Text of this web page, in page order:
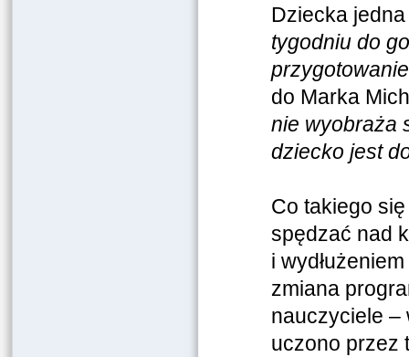
Dziecka
tygodniu do
do Marka
nie wyobraża
dziecko jest
Co takiego
spędzać nad
i
zmiana
nauczyciele –
uczono przez